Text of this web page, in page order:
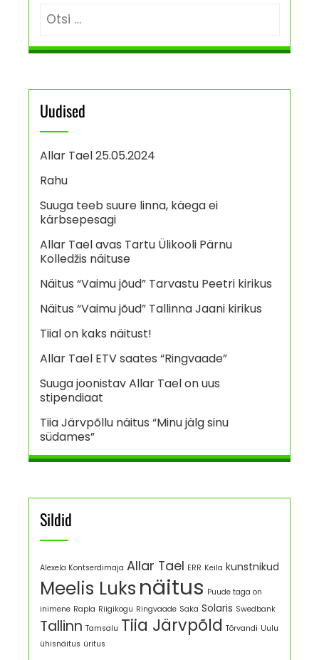
Uudised
Allar Tael 25.05.2024
Rahu
Suuga teeb suure linna, käega ei
kärbsepesagi
Allar Tael avas Tartu Ülikooli Pärnu
Kolledžis näituse
Näitus “Vaimu jõud” Tarvastu Peetri kirikus
Näitus “Vaimu jõud” Tallinna Jaani kirikus
Tiial on kaks näitust!
Allar Tael ETV saates “Ringvaade”
Suuga joonistav Allar Tael on uus
stipendiaat
Tiia Järvpõllu näitus “Minu jälg sinu
südames”
Sildid
Alexela Kontserdimaja Allar Tael ERR Keila kunstnikud
Meelis Luks näitus Puude taga on
inimene Rapla Riigikogu Ringvaade Saka Solaris Swedbank
Tallinn Tamsalu Tiia Järvpõld Tõrvandi Uulu
ühisnäitus üritus